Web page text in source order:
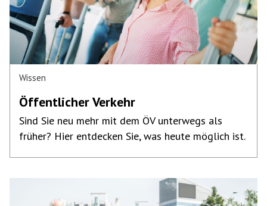
Wissen
Öffentlicher Verkehr
Sind Sie neu mehr mit dem ÖV unterwegs als
früher? Hier entdecken Sie, was heute möglich ist.